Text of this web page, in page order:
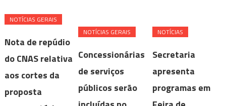
NOTÍ­CIAS GERAIS
Nota de repúdio
do CNAS relativa
aos cortes da
proposta
NOTÍ­CIAS GERAIS
Concessionárias
de serviços
públicos serão
NOTÍCIAS
Secretaria
apresenta
programas em